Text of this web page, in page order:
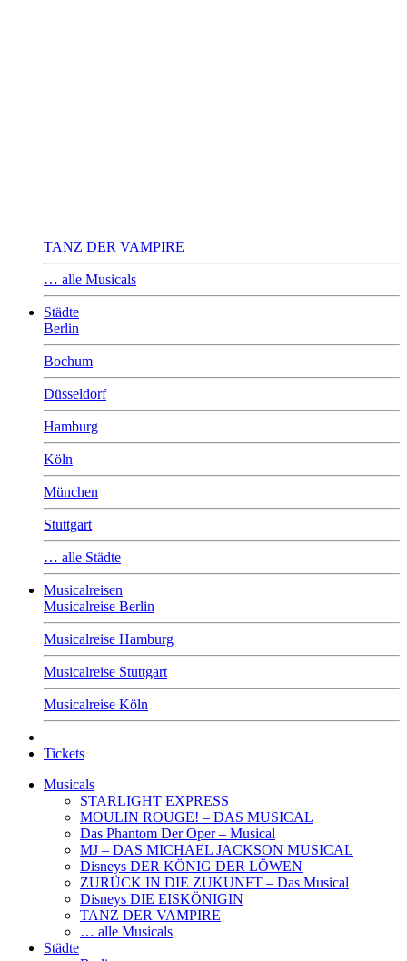
TANZ DER VAMPIRE
… alle Musicals
Städte
Berlin
Bochum
Düsseldorf
Hamburg
Köln
München
Stuttgart
… alle Städte
Musicalreisen
Musicalreise Berlin
Musicalreise Hamburg
Musicalreise Stuttgart
Musicalreise Köln
Tickets
Musicals
STARLIGHT EXPRESS
MOULIN ROUGE! – DAS MUSICAL
Das Phantom Der Oper – Musical
MJ – DAS MICHAEL JACKSON MUSICAL
Disneys DER KÖNIG DER LÖWEN
ZURÜCK IN DIE ZUKUNFT – Das Musical
Disneys DIE EISKÖNIGIN
TANZ DER VAMPIRE
… alle Musicals
Städte